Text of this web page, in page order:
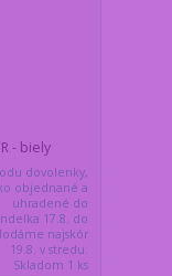
- biely
dovolenky,
objednané a
uhradené do
17.8. do
najskôr
19.8. v stredu.
Skladom 1 ks